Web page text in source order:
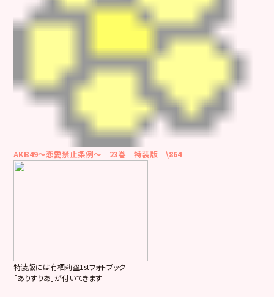
AKB49～恋愛禁止条例～ 23巻 特装版 \864
特装版には有栖莉空1stフォトブック
「ありすりあ」が付いてきます